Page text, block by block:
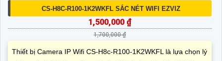
CS-H8C-R100-1K2WKFL SẮC NÉT WIFI EZVIZ
1,500,000 ₫
1,700,000 ₫
Thiết bị Camera IP Wifi CS-H8c-R100-1K2WKFL là lựa chọn lý